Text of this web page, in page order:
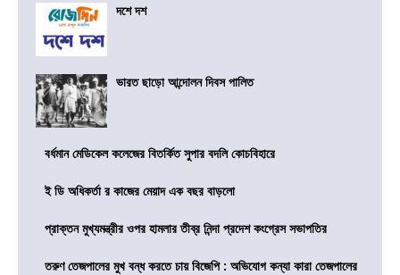
দশে দশ
ভারত ছাড়ো আন্দোলন দিবস পালিত
বর্ধমান মেডিকেল কলেজের বিতর্কিত সুপার বদলি কোচবিহারে
ই ডি অধিকর্তা র কাজের মেয়াদ এক বছর বাড়লো
প্রাক্তন মুখ্যমন্ত্রীর ওপর হামলার তীব্র নিন্দা প্রদেশ কংগ্রেস সভাপতির
তরুণ তেজপালের মুখ বন্ধ করতে চায় বিজেপি : অভিযোগ কন্যা কারা তেজপালের